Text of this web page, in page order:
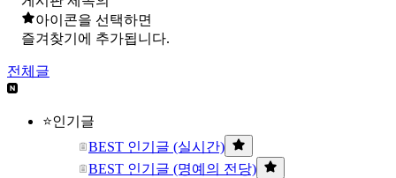
아이콘을 선택하면
즐겨찾기에 추가됩니다.
전체글
⭐인기글
BEST 인기글 (실시간)
BEST 인기글 (명예의 전당)